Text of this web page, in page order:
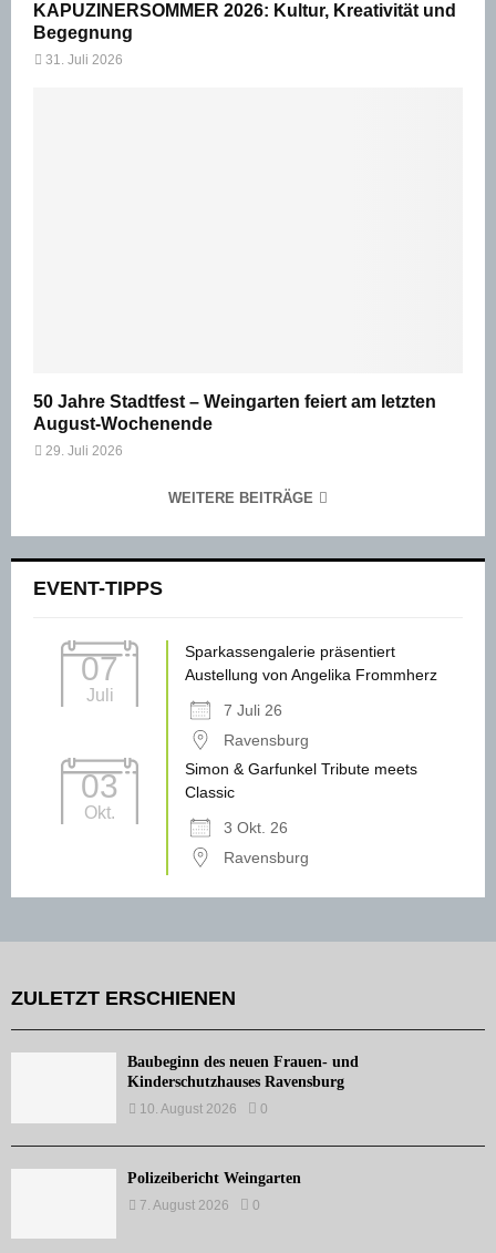
KAPUZINERSOMMER 2026: Kultur, Kreativität und
Begegnung
31. Juli 2026
50 Jahre Stadtfest – Weingarten feiert am letzten
August-Wochenende
29. Juli 2026
WEITERE BEITRÄGE
EVENT-TIPPS
07
Juli
Sparkassengalerie präsentiert
Austellung von Angelika Frommherz
7 Juli 26
Ravensburg
03
Okt.
Simon & Garfunkel Tribute meets
Classic
3 Okt. 26
Ravensburg
ZULETZT ERSCHIENEN
Baubeginn des neuen Frauen- und
Kinderschutzhauses Ravensburg
10. August 2026 0
Polizeibericht Weingarten
7. August 2026 0